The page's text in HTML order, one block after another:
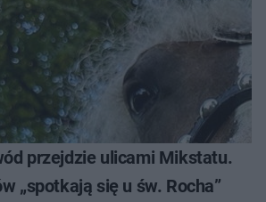
przejdzie ulicami Mikstatu.
„spotkają się u św. Rocha”